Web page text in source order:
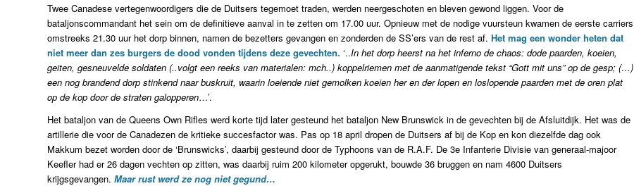
Twee Canadese vertegenwoordigers die de Duitsers tegemoet traden, werden neergeschoten en bleven gewond liggen. Voor de
bataljonscommandant het sein om de definitieve aanval in te zetten om 17.00 uur. Opnieuw met de nodige vuursteun kwamen de eerste carriers
omstreeks 21.30 uur het dorp binnen, namen de bezetters gevangen en zonderden de SS’ers van de rest af. Het mag een wonder heten dat
niet meer dan zes burgers de dood vonden tijdens deze gevechten. ‘..In het dorp heerst na het inferno de chaos: dode paarden, koeien,
geiten, gesneuvelde soldaten (..volgt een reeks van materialen: mch..) koppelriemen met de aanmatigende tekst “Gott mit uns” op de gesp; (…)
een nog brandend dorp stinkend naar buskruit, waarin loeiende niet gemolken koeien her en der lopen en loslopende paarden met de oren plat
op de kop door de straten galopperen…’.
Het bataljon van de Queens Own Rifles werd korte tijd later gesteund het bataljon New Brunswick in de gevechten bij de Afsluitdijk. Het was de
artillerie die voor de Canadezen de kritieke succesfactor was. Pas op 18 april dropen de Duitsers af bij de Kop en kon diezelfde dag ook
Makkum bezet worden door de ‘Brunswicks’, daarbij gesteund door de Typhoons van de R.A.F. De 3e Infanterie Divisie van generaal-majoor
Keefler had er 26 dagen vechten op zitten, was daarbij ruim 200 kilometer opgerukt, bouwde 36 bruggen en nam 4600 Duitsers
krijgsgevangen. Maar rust werd ze nog niet gegund…